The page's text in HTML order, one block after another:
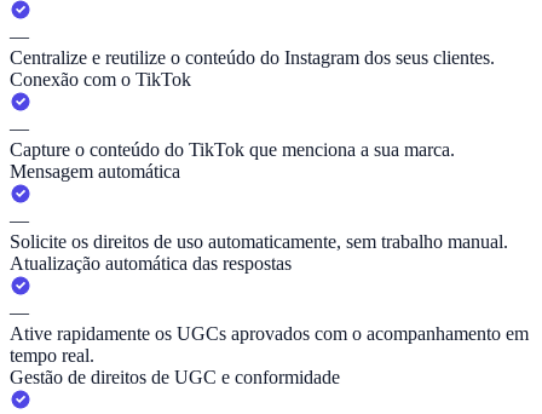
—
Centralize e reutilize o conteúdo do Instagram dos seus clientes.
Conexão com o TikTok
—
Capture o conteúdo do TikTok que menciona a sua marca.
Mensagem automática
—
Solicite os direitos de uso automaticamente, sem trabalho manual.
Atualização automática das respostas
—
Ative rapidamente os UGCs aprovados com o acompanhamento em
tempo real.
Gestão de direitos de UGC e conformidade